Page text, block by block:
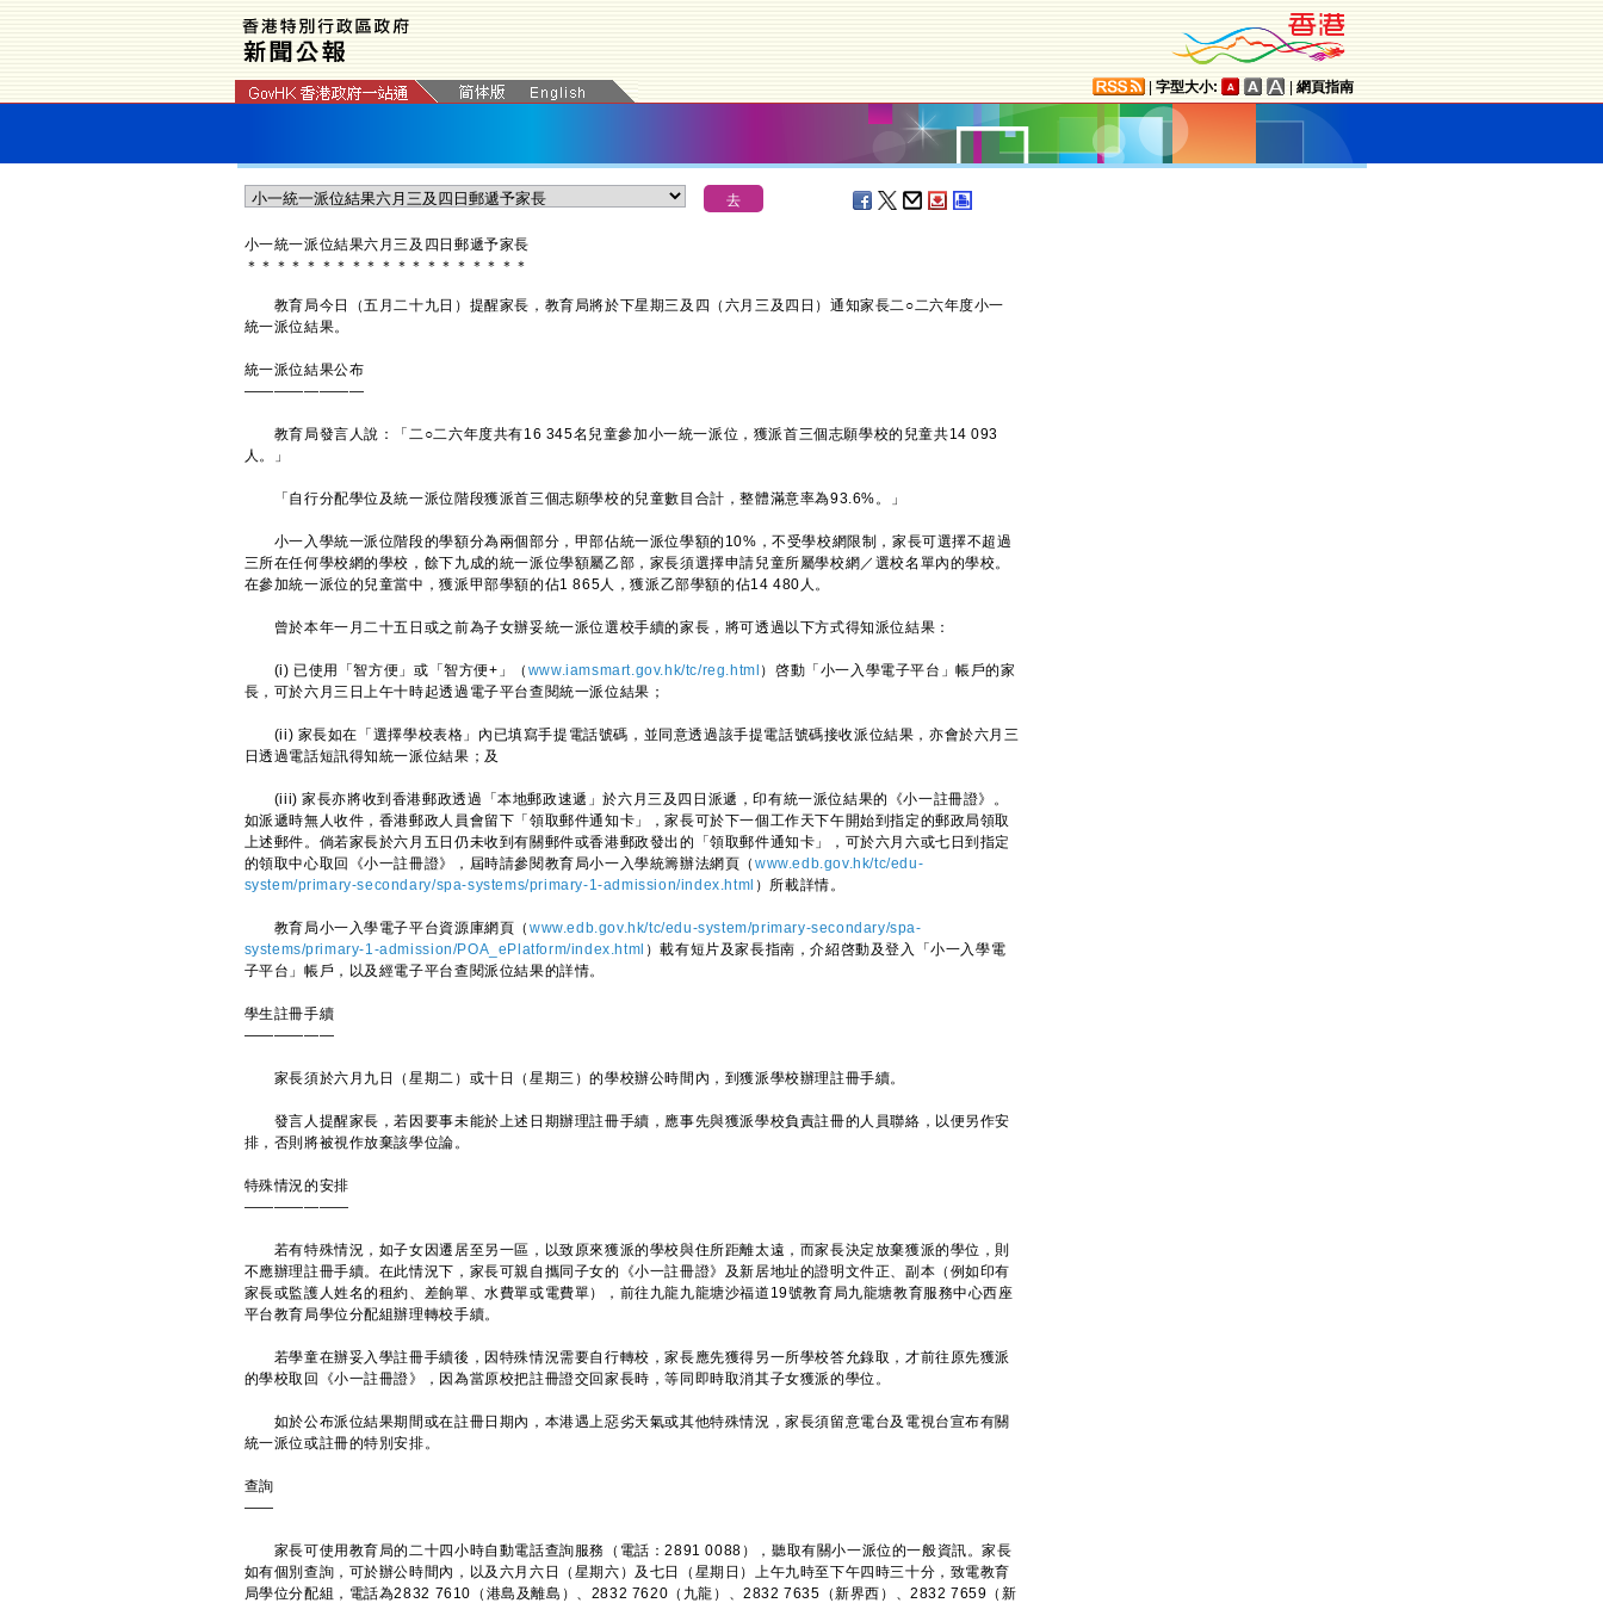
字型大小: 網頁指南
小一統一派位結果六月三及四日郵遞予家長
＊ ＊ ＊ ＊ ＊ ＊ ＊ ＊ ＊ ＊ ＊ ＊ ＊ ＊ ＊ ＊ ＊ ＊ ＊
教育局今日（五月二十九日）提醒家長，教育局將於下星期三及四（六月三及四日）通知家長二○二六年度小一
統一派位結果。
統一派位結果公布
————————
教育局發言人說：「二○二六年度共有16 345名兒童參加小一統一派位，獲派首三個志願學校的兒童共14 093
人。」
「自行分配學位及統一派位階段獲派首三個志願學校的兒童數目合計，整體滿意率為93.6%。」
小一入學統一派位階段的學額分為兩個部分，甲部佔統一派位學額的10%，不受學校網限制，家長可選擇不超過
三所在任何學校網的學校，餘下九成的統一派位學額屬乙部，家長須選擇申請兒童所屬學校網／選校名單內的學校。
在參加統一派位的兒童當中，獲派甲部學額的佔1 865人，獲派乙部學額的佔14 480人。
曾於本年一月二十五日或之前為子女辦妥統一派位選校手續的家長，將可透過以下方式得知派位結果：
(i) 已使用「智方便」或「智方便+」（ www.iamsmart.gov.hk/tc/reg.html ）啓動「小一入學電子平台」帳戶的家
長，可於六月三日上午十時起透過電子平台查閱統一派位結果；
(ii) 家長如在「選擇學校表格」內已填寫手提電話號碼，並同意透過該手提電話號碼接收派位結果，亦會於六月三
日透過電話短訊得知統一派位結果；及
(iii) 家長亦將收到香港郵政透過「本地郵政速遞」於六月三及四日派遞，印有統一派位結果的《小一註冊證》。
如派遞時無人收件，香港郵政人員會留下「領取郵件通知卡」，家長可於下一個工作天下午開始到指定的郵政局領取
上述郵件。倘若家長於六月五日仍未收到有關郵件或香港郵政發出的「領取郵件通知卡」，可於六月六或七日到指定
的領取中心取回《小一註冊證》，屆時請參閱教育局小一入學統籌辦法網頁（ www.edb.gov.hk/tc/edu-
system/primary-secondary/spa-systems/primary-1-admission/index.html ）所載詳情。
教育局小一入學電子平台資源庫網頁（ www.edb.gov.hk/tc/edu-system/primary-secondary/spa-
systems/primary-1-admission/POA_ePlatform/index.html ）載有短片及家長指南，介紹啓動及登入「小一入學電
子平台」帳戶，以及經電子平台查閱派位結果的詳情。
學生註冊手續
——————
家長須於六月九日（星期二）或十日（星期三）的學校辦公時間內，到獲派學校辦理註冊手續。
發言人提醒家長，若因要事未能於上述日期辦理註冊手續，應事先與獲派學校負責註冊的人員聯絡，以便另作安
排，否則將被視作放棄該學位論。
特殊情況的安排
———————
若有特殊情況，如子女因遷居至另一區，以致原來獲派的學校與住所距離太遠，而家長決定放棄獲派的學位，則
不應辦理註冊手續。在此情況下，家長可親自攜同子女的《小一註冊證》及新居地址的證明文件正、副本（例如印有
家長或監護人姓名的租約、差餉單、水費單或電費單），前往九龍九龍塘沙福道19號教育局九龍塘教育服務中心西座
平台教育局學位分配組辦理轉校手續。
若學童在辦妥入學註冊手續後，因特殊情況需要自行轉校，家長應先獲得另一所學校答允錄取，才前往原先獲派
的學校取回《小一註冊證》，因為當原校把註冊證交回家長時，等同即時取消其子女獲派的學位。
如於公布派位結果期間或在註冊日期內，本港遇上惡劣天氣或其他特殊情況，家長須留意電台及電視台宣布有關
統一派位或註冊的特別安排。
查詢
——
家長可使用教育局的二十四小時自動電話查詢服務（電話：2891 0088），聽取有關小一派位的一般資訊。家長
如有個別查詢，可於辦公時間內，以及六月六日（星期六）及七日（星期日）上午九時至下午四時三十分，致電教育
局學位分配組，電話為2832 7610（港島及離島）、2832 7620（九龍）、2832 7635（新界西）、2832 7659（新